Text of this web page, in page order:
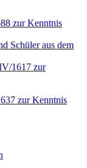
zur Kenntnis
Schüler aus dem
1617 zur
zur Kenntnis